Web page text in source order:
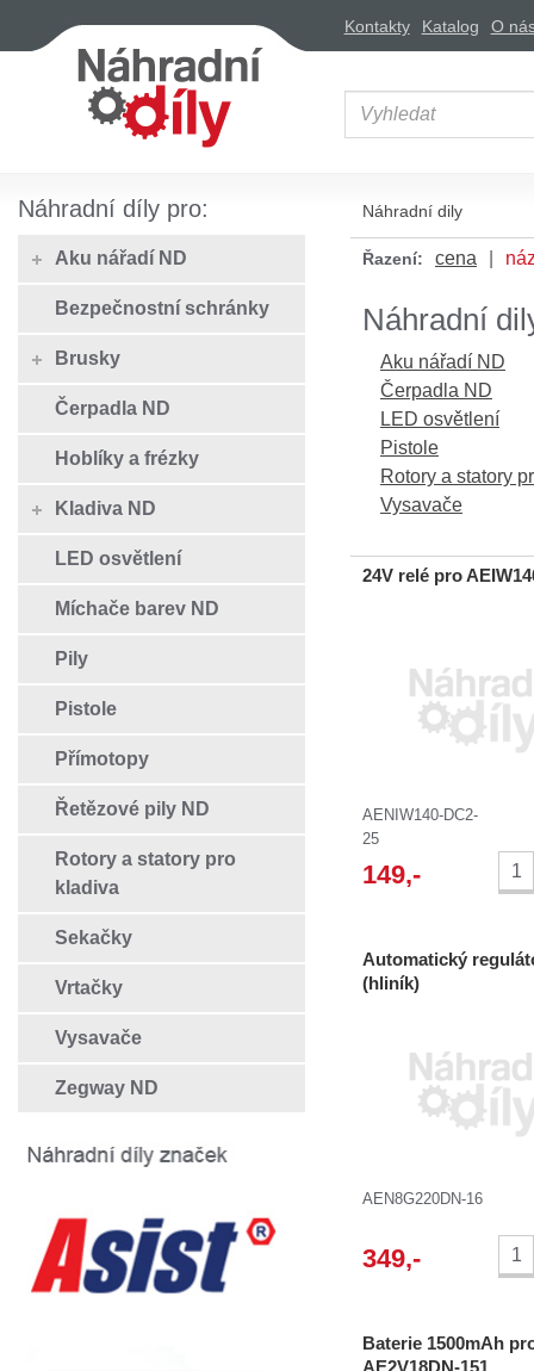
Kontakty Katalog O
Náhradní díly pro:
Aku nářadí ND
Bezpečnostní schránky
Brusky
Čerpadla ND
Hoblíky a frézky
Kladiva ND
LED osvětlení
Míchače barev ND
Pily
Pistole
Přímotopy
Řetězové pily ND
Rotory a statory pro
kladiva
Sekačky
Vrtačky
Vysavače
Zegway ND
Náhradní dily
Řazení: cena
Náhradní
Aku nářadí ND
Čerpadla ND
LED osvětlení
Pistole
Rotory a statory
Vysavače
24V relé pro
AENIW140-DC2-
25
149,-
Automatický
(hliník)
AEN8G220DN-16
349,-
Baterie 1500mAh
AE2V18DN-151